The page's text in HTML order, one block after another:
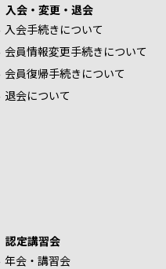
入会・変更・退会
入会手続きについて
会員情報変更手続きについて
会員復帰手続きについて
退会について
認定講習会
年会・講習会